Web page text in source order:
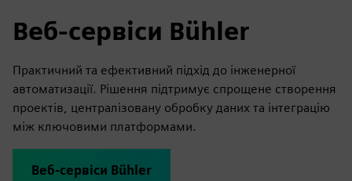
Веб-сервіси Bühler
Практичний та ефективний підхід до інженерної
автоматизації. Рішення підтримує спрощене створення
проектів, централізовану обробку даних та інтеграцію
між ключовими платформами.
Веб-сервіси Bühler